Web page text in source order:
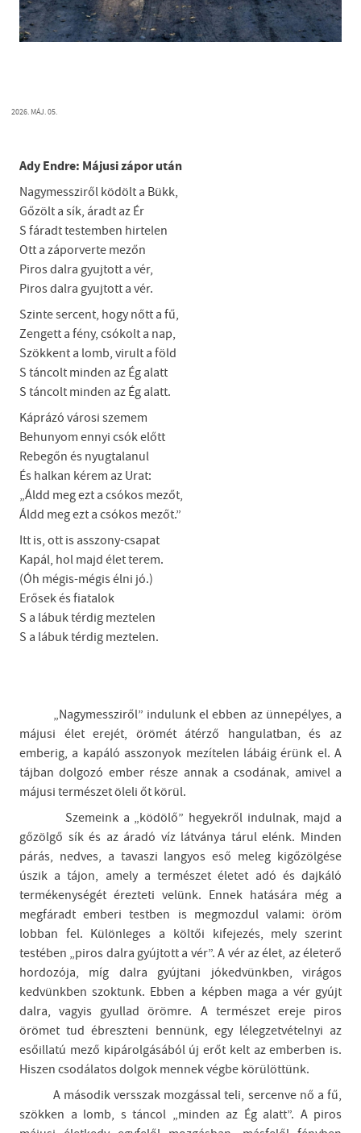
2026. MÁJ. 05.
Ady Endre: Májusi zápor után
Nagymessziről ködölt a Bükk,
Gőzölt a sík, áradt az Ér
S fáradt testemben hirtelen
Ott a záporverte mezőn
Piros dalra gyujtott a vér,
Piros dalra gyujtott a vér.
Szinte sercent, hogy nőtt a fű,
Zengett a fény, csókolt a nap,
Szökkent a lomb, virult a föld
S táncolt minden az Ég alatt
S táncolt minden az Ég alatt.
Káprázó városi szemem
Behunyom ennyi csók előtt
Rebegőn és nyugtalanul
És halkan kérem az Urat:
„Áldd meg ezt a csókos mezőt,
Áldd meg ezt a csókos mezőt.”
Itt is, ott is asszony-csapat
Kapál, hol majd élet terem.
(Óh mégis-mégis élni jó.)
Erősek és fiatalok
S a lábuk térdig meztelen
S a lábuk térdig meztelen.
„Nagymessziről” indulunk el ebben az ünnepélyes, a
májusi élet erejét, örömét átérző hangulatban, és az
emberig, a kapáló asszonyok mezítelen lábáig érünk el. A
tájban dolgozó ember része annak a csodának, amivel a
májusi természet öleli őt körül.
Szemeink a „ködölő” hegyekről indulnak, majd a
gőzölgő sík és az áradó víz látványa tárul elénk. Minden
párás, nedves, a tavaszi langyos eső meleg kigőzölgése
úszik a tájon, amely a természet életet adó és dajkáló
termékenységét érezteti velünk. Ennek hatására még a
megfáradt emberi testben is megmozdul valami: öröm
lobban fel. Különleges a költői kifejezés, mely szerint
testében „piros dalra gyújtott a vér”. A vér az élet, az életerő
hordozója, míg dalra gyújtani jókedvünkben, virágos
kedvünkben szoktunk. Ebben a képben maga a vér gyújt
dalra, vagyis gyullad örömre. A természet ereje piros
örömet tud ébreszteni bennünk, egy lélegzetvételnyi az
esőillatú mező kipárolgásából új erőt kelt az emberben is.
Hiszen csodálatos dolgok mennek végbe körülöttünk.
A második versszak mozgással teli, sercenve nő a fű,
szökken a lomb, s táncol „minden az Ég alatt”. A piros